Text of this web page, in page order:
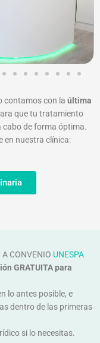
contamos con la última
que tu tratamiento
cabo de forma óptima.
en nuestra clínica:
A CONVENIO UNESPA
GRATUITApara
lo antes posible, e
dentro de las primeras
si lo necesitas.